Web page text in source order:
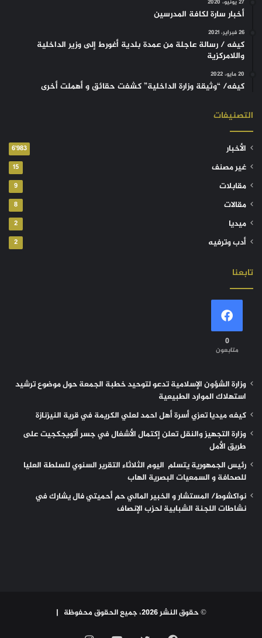
أخبار سارة لكافة المدرسين
26 فبراير، 2021
كيفه / رسالة عاجلة من عمدة بلدية أغورط إلى وزير الداخلية
واللامركزية
20 مايو، 2022
كيفه/ “وثيقة وزارة الداخلية” كشفت حقائق و أهملت أخرى
التصنيفات
الأخبار 6٬983
غير مصنف 15
مقابلات 9
مقالات 8
ميديا 2
أدب وترفيه 2
تابعنا
0
متابعون
وزارة الشؤون الإسلامية تدعو لتوحيد خطبة الجمعة حول موضوع ترشيد
استهلاك الموارد الطبيعية
كيفه ميديا تعزي أسرة أهل احمد لعلي الكريمة في قرية النيزنازة
وزارة التجهيز والنقل تعلن إكتمال الأشغال في جسر أتويجكجيت على
طريق الأمل
رئيس الجمهورية يتسلم اليوم الثلاثاء التقرير السنوي للسلطة العليا
للصحافة و السمعيات البصرية الهاب
نواكشوط/ المستشار و الخبير المالي حم أحميتي فال يشارك في
نشاطات اللجنة الشبابية لحزب الإنصاف
© حقوق النشر 2026، جميع الحقوق محفوظة |